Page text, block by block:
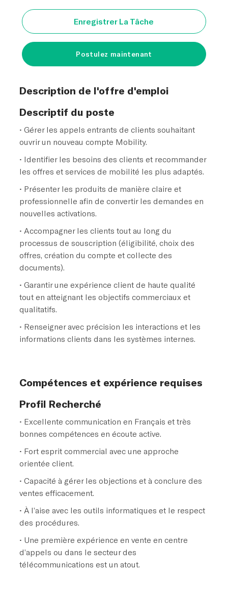
Enregistrer La Tâche
Postulez maintenant
Description de l'offre d'emploi
Descriptif du poste
• Gérer les appels entrants de clients souhaitant
ouvrir un nouveau compte Mobility.
• Identifier les besoins des clients et recommander
les offres et services de mobilité les plus adaptés.
• Présenter les produits de manière claire et
professionnelle afin de convertir les demandes en
nouvelles activations.
• Accompagner les clients tout au long du
processus de souscription (éligibilité, choix des
offres, création du compte et collecte des
documents).
• Garantir une expérience client de haute qualité
tout en atteignant les objectifs commerciaux et
qualitatifs.
• Renseigner avec précision les interactions et les
informations clients dans les systèmes internes.
Compétences et expérience requises
Profil Recherché
• Excellente communication en Français et très
bonnes compétences en écoute active.
• Fort esprit commercial avec une approche
orientée client.
• Capacité à gérer les objections et à conclure des
ventes efficacement.
• À l’aise avec les outils informatiques et le respect
des procédures.
• Une première expérience en vente en centre
d’appels ou dans le secteur des
télécommunications est un atout.